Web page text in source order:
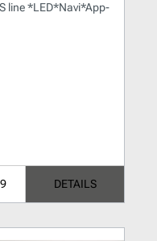
line *LED*Navi*App-
DETAILS